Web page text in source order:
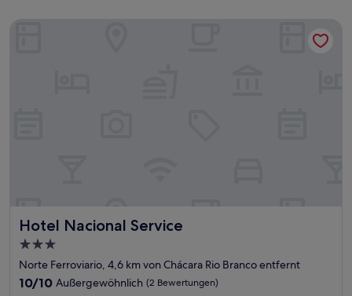
Hotel Nacional Service
Hotel Nacional Service
3.0-
Sterne-
Unterkunft
Norte Ferroviario, 4,6 km von Chácara Rio Branco entfernt
10.0
10/10 Außergewöhnlich (2 Bewertungen)